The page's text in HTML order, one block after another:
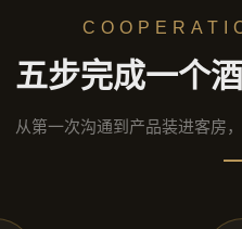
五步完成一个
从第一次沟通到产品装进客房